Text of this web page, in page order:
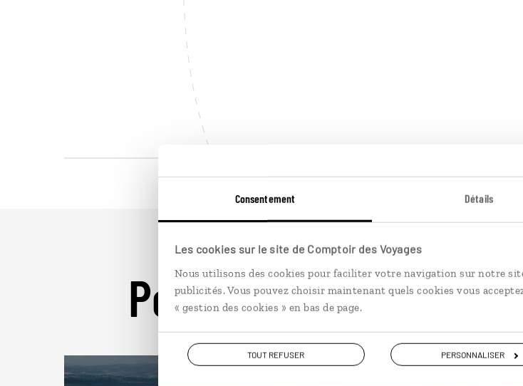
Consentement Détails
Les cookies sur le site de Comptoir des Voyages
Nous utilisons des cookies pour faciliter votre navigation sur notre
publicités. Vous pouvez choisir maintenant quels cookies vous
« gestion des cookies » en bas de page.
TOUT REFUSER PERSONNALISER
Pour aller plus loin